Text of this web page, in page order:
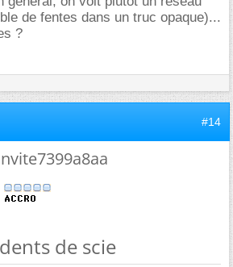
de fentes dans un truc opaque)...
?
#14
de scie